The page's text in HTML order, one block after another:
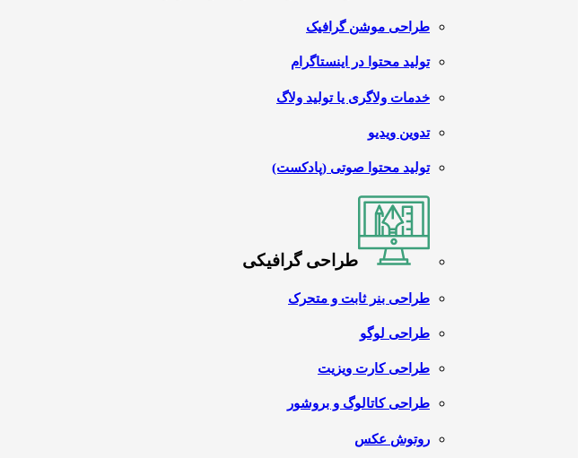
طراحی موشن گرافیک
تولید محتوا در اینستاگرام
خدمات ولاگری یا تولید ولاگ
تدوین ویدیو
تولید محتوا صوتی (پادکست)
طراحی گرافیکی
طراحی بنر ثابت و متحرک
طراحی لوگو
طراحی کارت ویزیت
طراحی کاتالوگ و بروشور
روتوش عکس